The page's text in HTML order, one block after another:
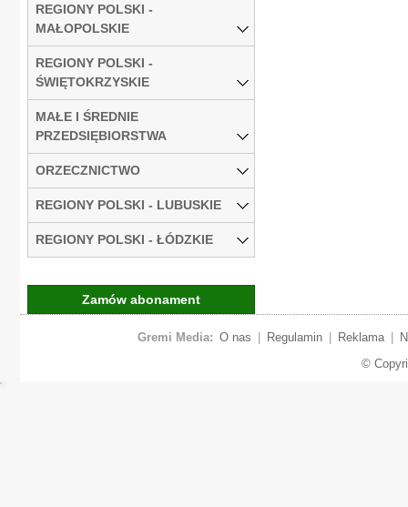
REGIONY POLSKI -
MAŁOPOLSKIE
REGIONY POLSKI -
ŚWIĘTOKRZYSKIE
MAŁE I ŚREDNIE
PRZEDSIĘBIORSTWA
ORZECZNICTWO
REGIONY POLSKI - LUBUSKIE
REGIONY POLSKI - ŁÓDZKIE
Zamów abonament
Gremi Media: O nas Regulamin Reklama
©